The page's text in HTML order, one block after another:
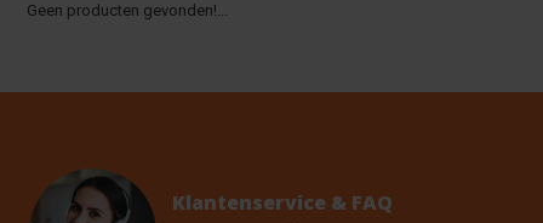
Geen producten gevonden!...
Klantenservice & FAQ